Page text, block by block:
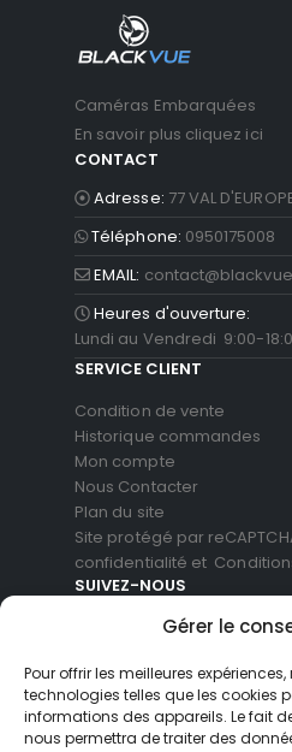
Gérer le
Pour offrir les meilleures
technologies telles que les cookies
informations des appareils. Le fait
nous permettra de traiter des
Caméras Embarquées
En savoir plus cliquez ici
CONTACT
Adresse: 77 VAL
Téléphone: 0950175008
EMAIL:
Heures d'ouverture:
Lundi au Vendredi 9:00-
SERVICE CLIENT
Condition de vente
Historique commandes
Mon compte
Nous Contacter
Plan du site
Site protégé par
confidentialité et
SUIVEZ-NOUS